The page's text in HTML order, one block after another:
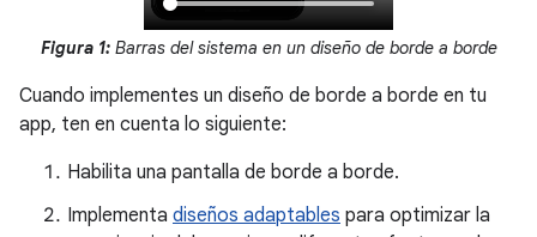
Figura 1:Barras del sistema en un diseño de borde a borde
Cuando implementes un diseño de borde a borde en tu
app, ten en cuenta lo siguiente:
Habilita una pantalla de borde a borde.
Implementa diseños adaptables para optimizar la